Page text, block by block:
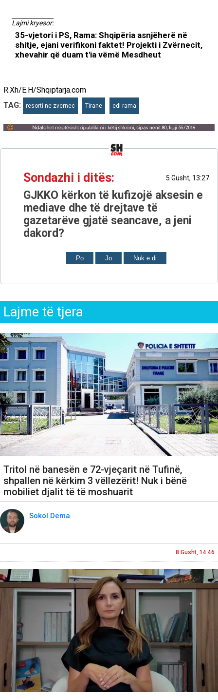
Lajmi kryesor:
35-vjetori i PS, Rama: Shqipëria asnjëherë në
shitje, ejani verifikoni faktet! Projekti i Zvërnecit,
xhevahir që duam t'ia vëmë Mesdheut
R.Xh/E.H/Shqiptarja.com
TAG:
resorti ne zvernec Tirane edi rama
Sondazhi i ditës: 5 Gusht, 13:27
GJKKO kërkon të kufizojë aksesin e
mediave dhe të drejtave të
gazetarëve gjatë seancave, a jeni
dakord?
Po Jo Nuk e di
Lajme të tjera
Tritol në banesën e 72-vjeçarit në Tufinë,
shpallen në kërkim 3 vëllezërit! Nuk i bënë
mobiliet djalit të të moshuarit
Sokol Dema
8 Gusht, 14:46